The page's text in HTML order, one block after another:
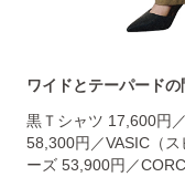
ワイドとテーパード
黒Ｔシャツ 17,600円
58,300円／VASIC（
ーズ 53,900円／